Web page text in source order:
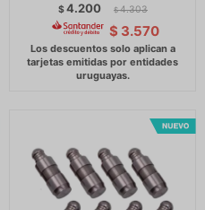
$4.200 $ 4.303
$ 3.570